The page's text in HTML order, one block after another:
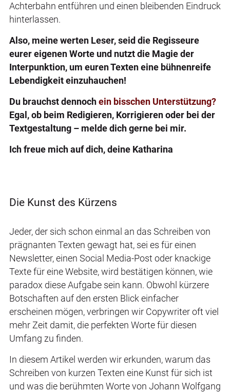
Achterbahn entführen und einen bleibenden Eindruck
hinterlassen.
Also, meine werten Leser, seid die Regisseure
eurer eigenen Worte und nutzt die Magie der
Interpunktion, um euren Texten eine bühnenreife
Lebendigkeit einzuhauchen!
Du brauchst dennoch ein bisschen Unterstützung?
Egal, ob beim Redigieren, Korrigieren oder bei der
Textgestaltung – melde dich gerne bei mir.
Ich freue mich auf dich, deine Katharina
Die Kunst des Kürzens
Jeder, der sich schon einmal an das Schreiben von
prägnanten Texten gewagt hat, sei es für einen
Newsletter, einen Social Media-Post oder knackige
Texte für eine Website, wird bestätigen können, wie
paradox diese Aufgabe sein kann. Obwohl kürzere
Botschaften auf den ersten Blick einfacher
erscheinen mögen, verbringen wir Copywriter oft viel
mehr Zeit damit, die perfekten Worte für diesen
Umfang zu finden.
In diesem Artikel werden wir erkunden, warum das
Schreiben von kurzen Texten eine Kunst für sich ist
und was die berühmten Worte von Johann Wolfgang